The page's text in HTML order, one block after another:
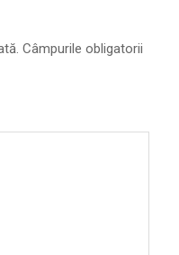
Câmpurile obligatorii